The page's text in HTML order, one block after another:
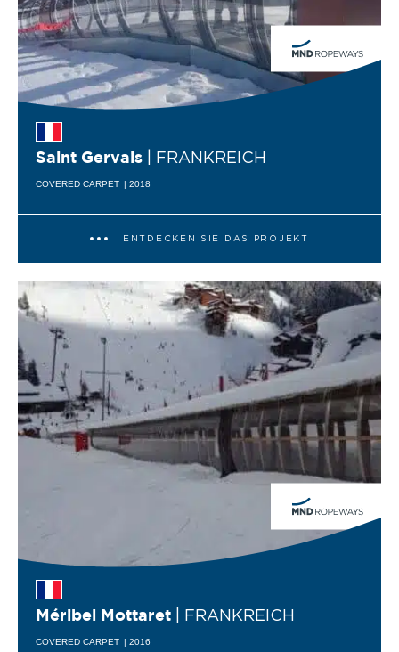
Saint Gervais | FRANKREICH
COVERED CARPET | 2018
ENTDECKEN SIE DAS PROJEKT
Méribel Mottaret | FRANKREICH
COVERED CARPET | 2016